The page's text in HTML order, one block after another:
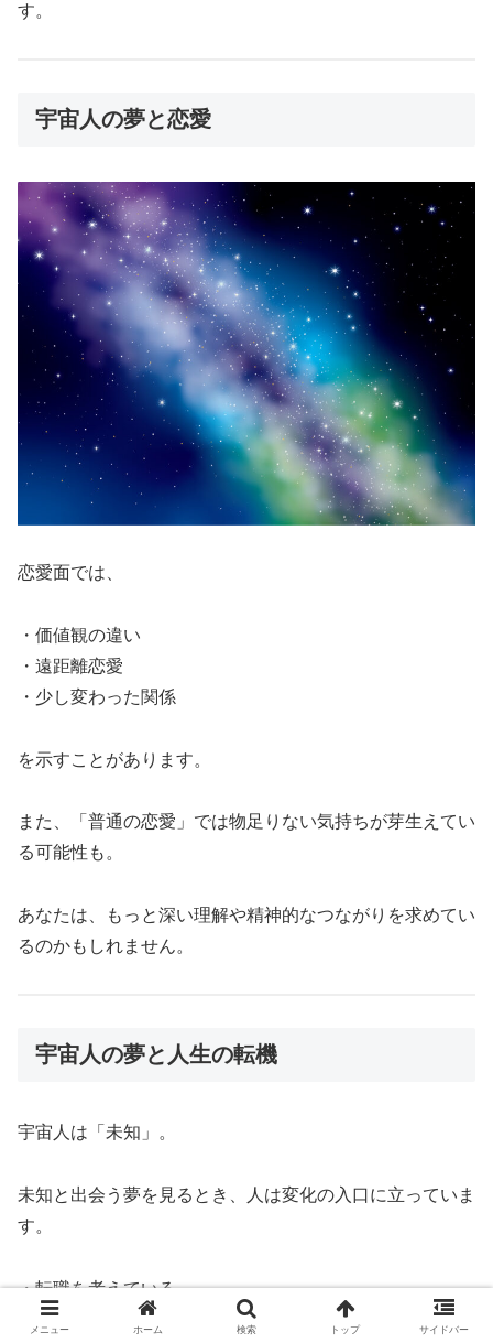
す。
宇宙人の夢と恋愛
恋愛面では、
・価値観の違い
・遠距離恋愛
・少し変わった関係
を示すことがあります。
また、「普通の恋愛」では物足りない気持ちが芽生えてい
る可能性も。
あなたは、もっと深い理解や精神的なつながりを求めてい
るのかもしれません。
宇宙人の夢と人生の転機
宇宙人は「未知」。
未知と出会う夢を見るとき、人は変化の入口に立っていま
す。
・転職を考えている
・引っ越しを検討している
メニュー ホーム 検索 トップ サイドバー